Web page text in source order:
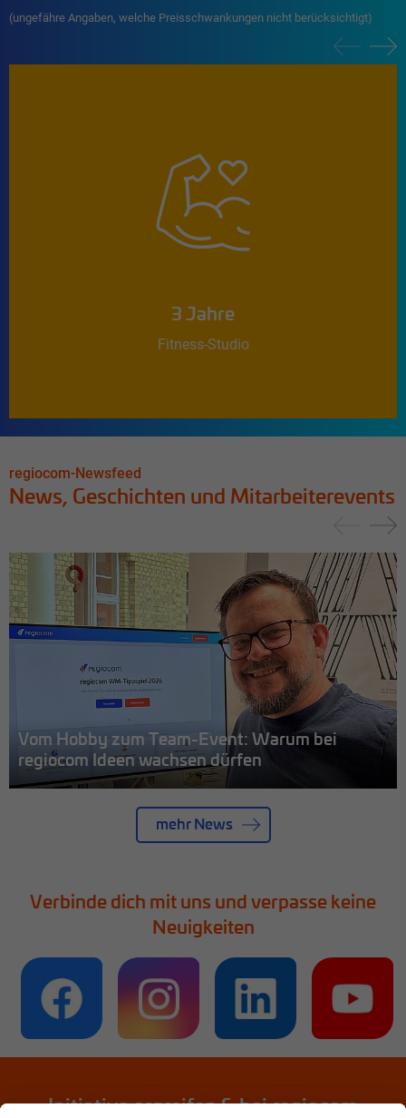
(ungefähre Angaben, welche Preisschwankungen nicht berücksichtigt)
3 Jahre
Fitness-Studio
regiocom-Newsfeed
News, Geschichten und Mitarbeiterevents
Vom Hobby zum Team-Event: Warum bei
regiocom Ideen wachsen dürfen
mehr News
Verbinde dich mit uns und verpasse keine
Neuigkeiten
Initiative ergreifen & bei regiocom